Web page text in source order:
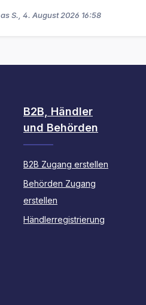
S., 4. August 2026 16:58
B2B, Händler
und Behörden
B2B Zugang erstellen
Behörden Zugang
erstellen
Händlerregistrierung